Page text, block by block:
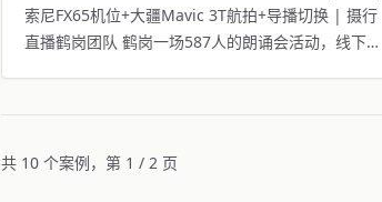
索尼FX65机位+大疆Mavic 3T航拍+导播切换 | 摄行
直播鹤岗团队 鹤岗一场587人的朗诵会活动，线下观
共 10 个案例，第 1 / 2 页